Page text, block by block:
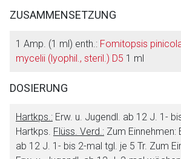
ZUSAMMENSETZUNG
1 Amp. (1 ml) enth.: Fomitopsis
mycelii (lyophil., steril.) D5 1 ml
DOSIERUNG
Hartkps.: Erw. u. Jugendl. ab 12 J. 1-
Hartkps. Flüss. Verd.: Zum Einnehmen:
ab 12 J. 1- bis 2-mal tgl. je 5 Tr. Zum